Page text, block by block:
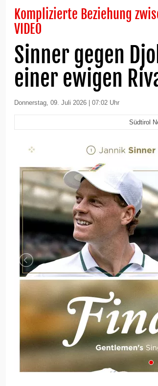
Komplizierte Beziehung
VIDEO
Sinner gegen
einer ewigen
Donnerstag, 09. Juli 2026 | 07:02 Uhr
Südtirol